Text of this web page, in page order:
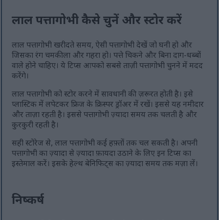
लाल पत्तागोभी कैसे चुनें और स्टोर करें
लाल पत्तागोभी खरीदते समय, ऐसी पत्तागोभी देखें जो घनी हो और
जिसका रंग चमकीला और गहरा हो। पत्ते चिकने और बिना दाग-धब्बों
वाले होने चाहिए। ये टिप्स आपको सबसे ताज़ी पत्तागोभी चुनने में मदद
करेंगे।
लाल पत्तागोभी को स्टोर करने में सावधानी की ज़रूरत होती है। इसे
प्लास्टिक में लपेटकर फ्रिज के क्रिस्पर ड्रॉअर में रखें। इससे यह नमीदार
और ताज़ा रहती है। इससे पत्तागोभी ज़्यादा समय तक चलती है और
कुरकुरी रहती है।
सही स्टोरेज से, लाल पत्तागोभी कई हफ़्तों तक चल सकती है। अपनी
पत्तागोभी का ज़्यादा से ज़्यादा फ़ायदा उठाने के लिए इन टिप्स का
इस्तेमाल करें। इसके हेल्थ बेनिफिट्स का ज़्यादा समय तक मज़ा लें।
निष्कर्ष